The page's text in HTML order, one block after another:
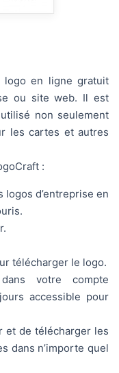
en ligne gratuit
ou site web. Il est
non seulement
les cartes et autres
:
d’entreprise en
télécharger le logo.
votre compte
accessible pour
et de télécharger les
dans n’importe quel